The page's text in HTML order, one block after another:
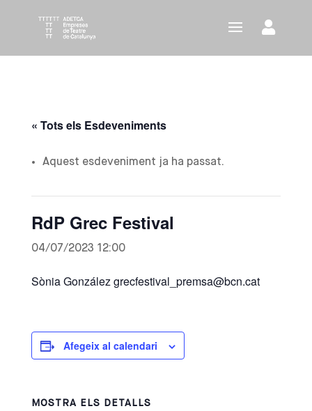
« Tots els Esdeveniments
Aquest esdeveniment ja ha passat.
RdP Grec Festival
04/07/2023 12:00
Sònia González grecfestival_premsa@bcn.cat
Afegeix al calendari
MOSTRA ELS DETALLS